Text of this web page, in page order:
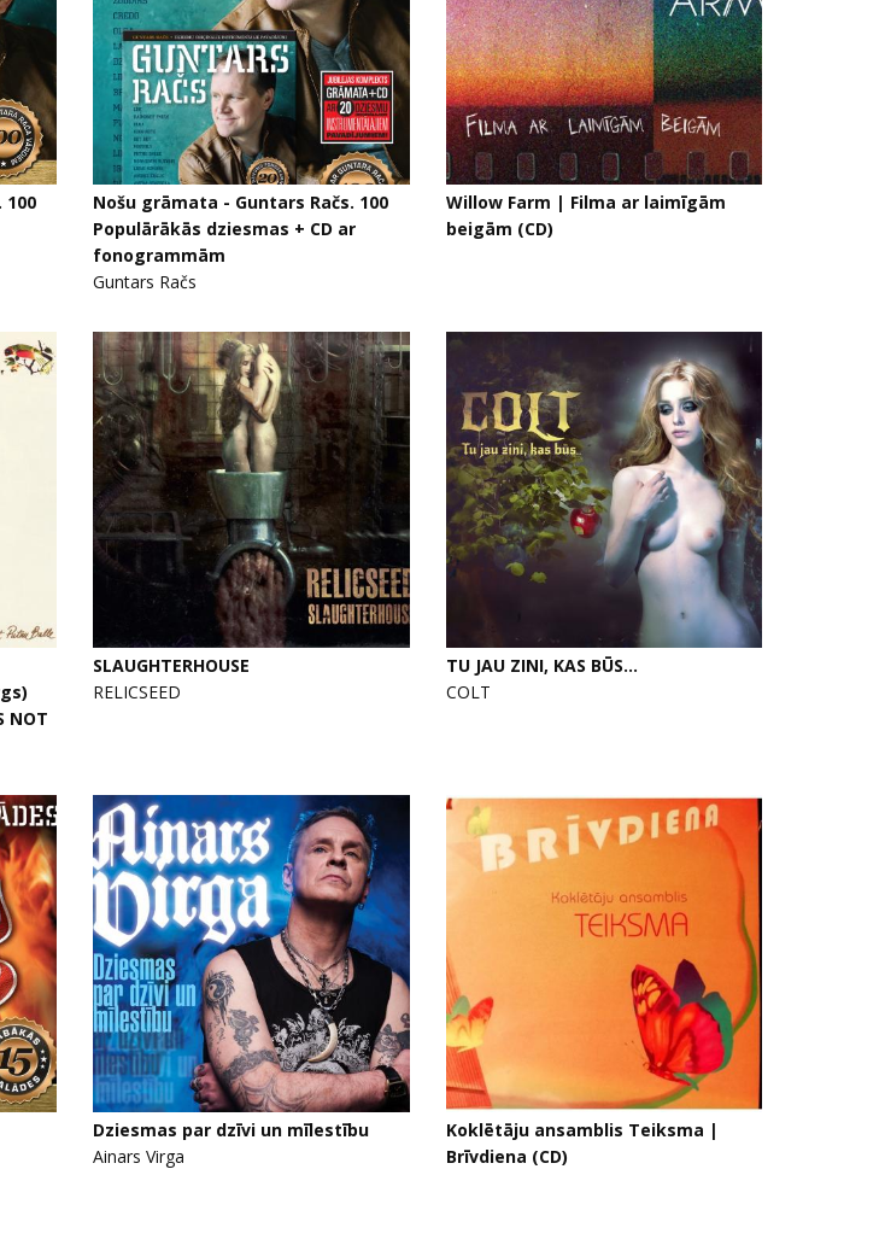
Nošu grāmata - Guntars Račs. 100
Populārākās dziesmas + CD ar
fonogrammām
Guntars Račs
Willow Farm | Filma ar laim​ī​g​ā​m
beig​ā​m (CD)
NOT
SLAUGHTERHOUSE
RELICSEED
TU JAU ZINI, KAS BŪS...
COLT
Dziesmas par dzīvi un mīlestību
Ainars Virga
Koklētāju ansamblis Teiksma |
Brīvdiena (CD)